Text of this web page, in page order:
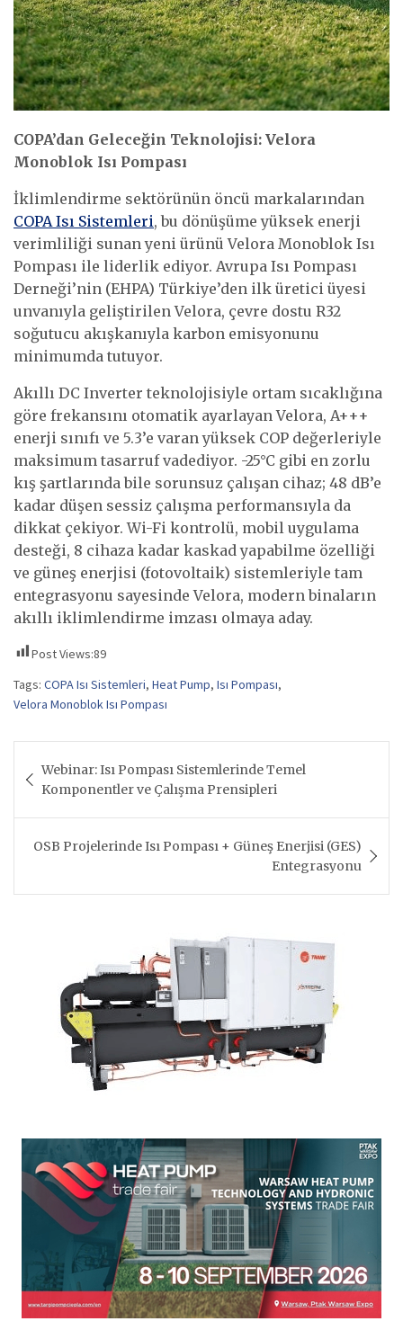
COPA’dan Geleceğin Teknolojisi: Velora
Monoblok Isı Pompası
İklimlendirme sektörünün öncü markalarından
COPA Isı Sistemleri, bu dönüşüme yüksek enerji
verimliliği sunan yeni ürünü Velora Monoblok Isı
Pompası ile liderlik ediyor. Avrupa Isı Pompası
Derneği’nin (EHPA) Türkiye’den ilk üretici üyesi
unvanıyla geliştirilen Velora, çevre dostu R32
soğutucu akışkanıyla karbon emisyonunu
minimumda tutuyor.
Akıllı DC Inverter teknolojisiyle ortam sıcaklığına
göre frekansını otomatik ayarlayan Velora, A+++
enerji sınıfı ve 5.3’e varan yüksek COP değerleriyle
maksimum tasarruf vadediyor. -25°C gibi en zorlu
kış şartlarında bile sorunsuz çalışan cihaz; 48 dB’e
kadar düşen sessiz çalışma performansıyla da
dikkat çekiyor. Wi-Fi kontrolü, mobil uygulama
desteği, 8 cihaza kadar kaskad yapabilme özelliği
ve güneş enerjisi (fotovoltaik) sistemleriyle tam
entegrasyonu sayesinde Velora, modern binaların
akıllı iklimlendirme imzası olmaya aday.
Post Views:89
Tags: COPA Isı Sistemleri, Heat Pump, Isı Pompası,
Velora Monoblok Isı Pompası
gezinmesi
Webinar: Isı Pompası Sistemlerinde Temel
Komponentler ve Çalışma Prensipleri
OSB Projelerinde Isı Pompası + Güneş Enerjisi (GES)
Entegrasyonu